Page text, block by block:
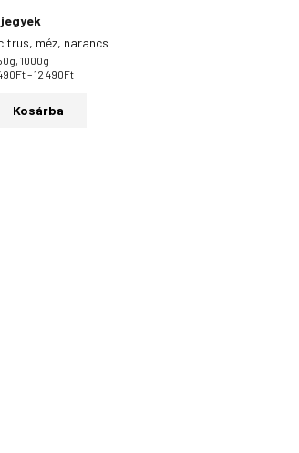
méz, narancs
1000g
Ft–12 490Ft
Kosárba